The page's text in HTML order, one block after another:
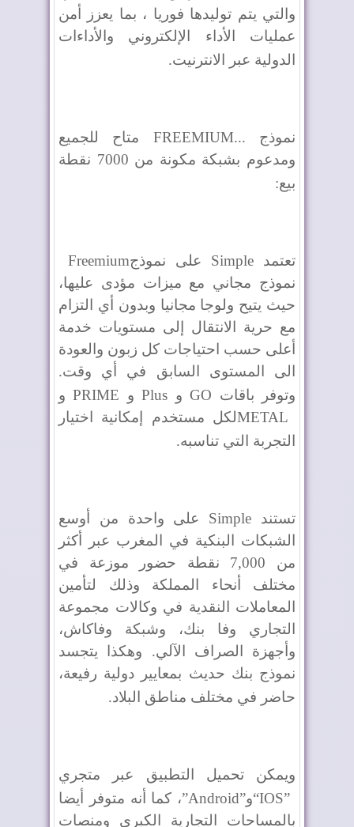
والتي يتم توليدها فوريا ، بما يعزز أمن
عمليات الأداء الإلكتروني والأداءات
الدولية عبر الانترنيت.
نموذج FREEMIUM... متاح للجميع
ومدعوم بشبكة مكونة من 7000 نقطة
بيع:
تعتمد Simple على نموذجFreemium
نموذج مجاني مع ميزات مؤدى عليها،
حيث يتيح ولوجا مجانيا وبدون أي التزام
مع حرية الانتقال إلى مستويات خدمة
أعلى حسب احتياجات كل زبون والعودة
الى المستوى السابق في أي وقت.
وتوفر باقات GO و Plus و PRIME و
METALلكل مستخدم إمكانية اختيار
التجربة التي تناسبه.
تستند Simple على واحدة من أوسع
الشبكات البنكية في المغرب عبر أكثر
من 7,000 نقطة حضور موزعة في
مختلف أنحاء المملكة وذلك لتأمين
المعاملات النقدية في وكالات مجموعة
التجاري وفا بنك، وشبكة وفاكاش،
وأجهزة الصراف الآلي. وهكذا يتجسد
نموذج بنك حديث بمعايير دولية رفيعة،
حاضر في مختلف مناطق البلاد.
ويمكن تحميل التطبيق عبر متجري
“IOS”و”Android”، كما أنه متوفر أيضا
بالمساحات التجارية الكبرى ومنصات